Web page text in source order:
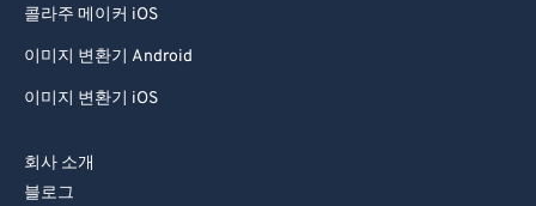
콜라주 메이커 iOS
이미지 변환기 Android
이미지 변환기 iOS
회사 소개
블로그